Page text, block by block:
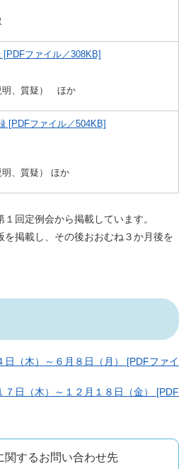
ファイル／308KB]
明、質疑） ほか
[PDFファイル／504KB]
、質疑） ほか
回定例会から掲載しています。
掲載し、その後おおむね３か月後を
日（木）～６月８日（月） [PDFファイ
７日（木）～１２月１８日（金） [PDF
関するお問い合わせ先